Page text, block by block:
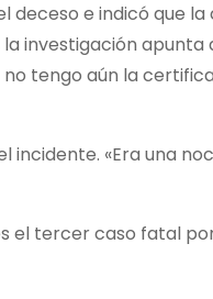
deceso e indicó que la
investigación apunta
tengo aún la
«Era una
el tercer caso fatal